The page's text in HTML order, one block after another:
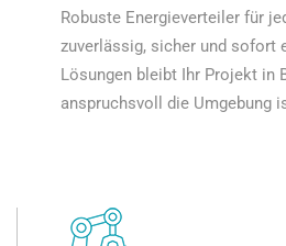
Robuste Energieverteiler für
zuverlässig, sicher und sofort
Lösungen bleibt Ihr Projekt in
anspruchsvoll die Umgebung